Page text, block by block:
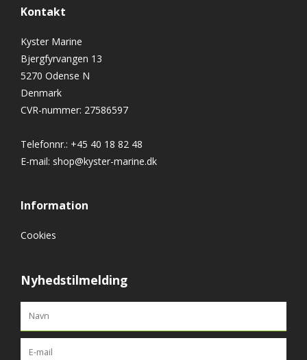
Kontakt
Kyster Marine
Bjergfyrvangen 13
5270 Odense N
Denmark
CVR-nummer: 27586597
Telefonnr.: +45 40 18 82 48
E-mail: shop@kyster-marine.dk
Information
Cookies
Nyhedstilmelding